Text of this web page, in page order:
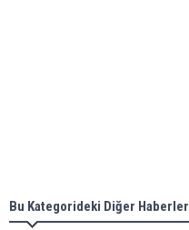
Bu Kategorideki Diğer Haberler